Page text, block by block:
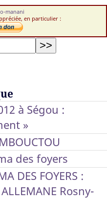
manani
en particulier :
à Ségou :
»
des foyers
DES FOYERS :
Rosny-